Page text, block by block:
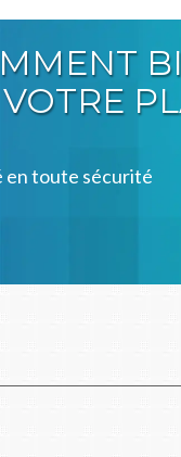
en toute sécurité